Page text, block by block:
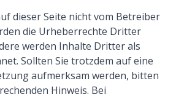
dieser Seite nicht vom Betreiber
die Urheberrechte Dritter
werden Inhalte Dritter als
Sollten Sie trotzdem auf eine
aufmerksam werden, bitten
Hinweis. Bei